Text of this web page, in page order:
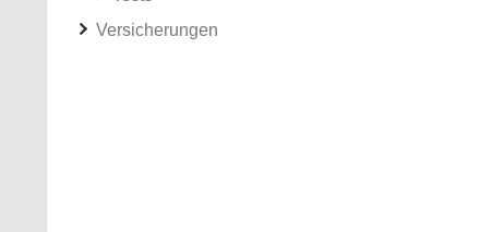
Versicherungen